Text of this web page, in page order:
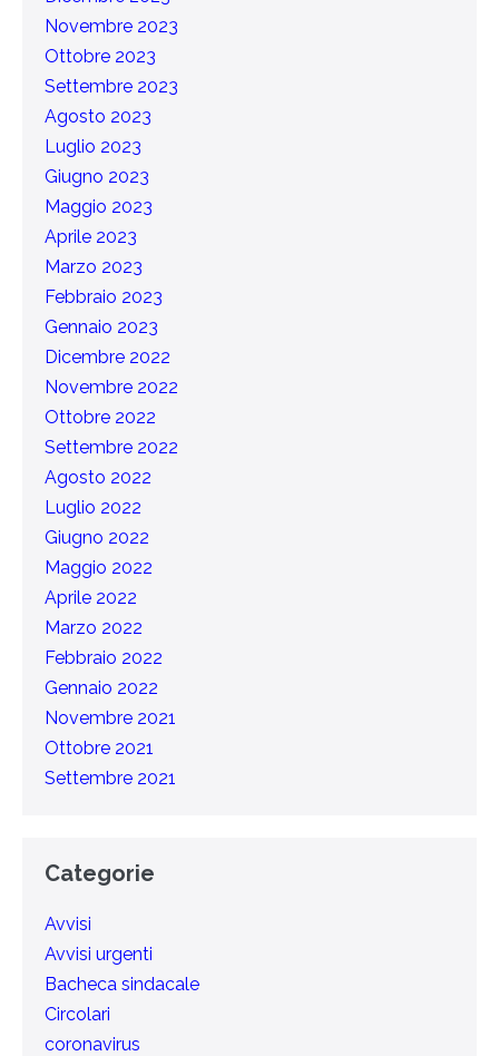
Novembre 2023
Ottobre 2023
Settembre 2023
Agosto 2023
Luglio 2023
Giugno 2023
Maggio 2023
Aprile 2023
Marzo 2023
Febbraio 2023
Gennaio 2023
Dicembre 2022
Novembre 2022
Ottobre 2022
Settembre 2022
Agosto 2022
Luglio 2022
Giugno 2022
Maggio 2022
Aprile 2022
Marzo 2022
Febbraio 2022
Gennaio 2022
Novembre 2021
Ottobre 2021
Settembre 2021
Categorie
Avvisi
Avvisi urgenti
Bacheca sindacale
Circolari
coronavirus